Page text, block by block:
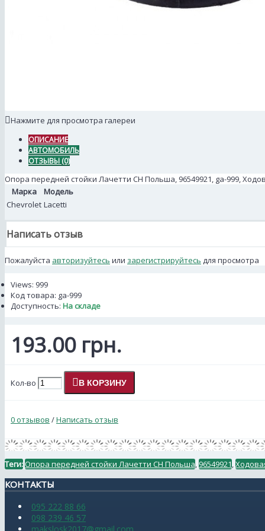
Нажмите для просмотра галереи
ОПИСАНИЕ
АВТОМОБИЛЬ
ОТЗЫВЫ (0)
Опора передней стойки Лачетти СН Польша, 96549921, ga-999,
Марка
Модель
Chevrolet Lacetti
Написать отзыв
Пожалуйста авторизуйтесь или зарегистрируйтесь для просмотра
Views: 999
Код товара: ga-999
Доступность: На складе
193.00 грн.
Кол-во В КОРЗИНУ
0 отзывов /Написать отзыв
Теги:Опора передней стойки Лачетти СН Польша, 96549921,
КОНТАКТЫ
095 222 88 66
098 239 46 57